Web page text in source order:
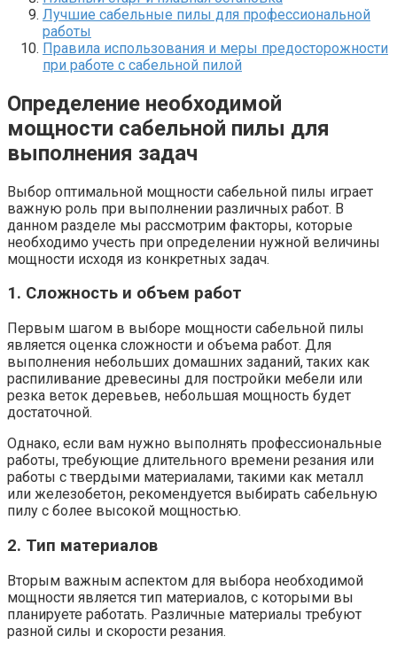
Лучшие сабельные пилы для профессиональной
работы
Правила использования и меры предосторожности
при работе с сабельной пилой
Определение необходимой
мощности сабельной пилы для
выполнения задач
Выбор оптимальной мощности сабельной пилы играет
важную роль при выполнении различных работ. В
данном разделе мы рассмотрим факторы, которые
необходимо учесть при определении нужной величины
мощности исходя из конкретных задач.
1. Сложность и объем работ
Первым шагом в выборе мощности сабельной пилы
является оценка сложности и объема работ. Для
выполнения небольших домашних заданий, таких как
распиливание древесины для постройки мебели или
резка веток деревьев, небольшая мощность будет
достаточной.
Однако, если вам нужно выполнять профессиональные
работы, требующие длительного времени резания или
работы с твердыми материалами, такими как металл
или железобетон, рекомендуется выбирать сабельную
пилу с более высокой мощностью.
2. Тип материалов
Вторым важным аспектом для выбора необходимой
мощности является тип материалов, с которыми вы
планируете работать. Различные материалы требуют
разной силы и скорости резания.